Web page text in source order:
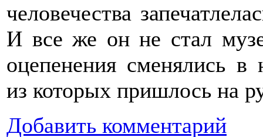
человечества
И все же он не стал
оцепенения сменялись
из которых пришлось на
Добавить комментарий